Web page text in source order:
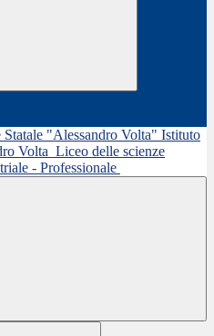
Istituto
Volta Liceo delle scienze
- Professionale